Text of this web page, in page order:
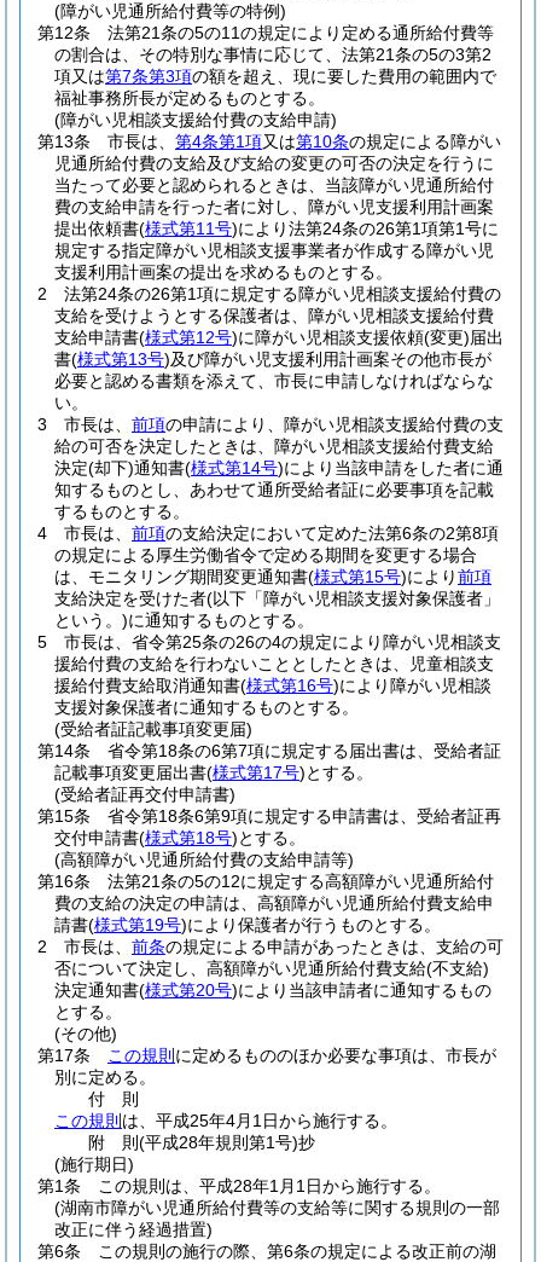
(障がい児通所給付費等の特例)
第12条
法第21条の5の11の規定により定める通所給付費等
の割合は、その特別な事情に応じて、法第21条の5の3第2
項又は第7条第3項の額を超え、現に要した費用の範囲内で
福祉事務所長が定めるものとする。
(障がい児相談支援給付費の支給申請)
第13条
市長は、 第4条第1項又は第10条の規定による障がい
児通所給付費の支給及び支給の変更の可否の決定を行うに
当たって必要と認められるときは、当該障がい児通所給付
費の支給申請を行った者に対し、障がい児支援利用計画案
提出依頼書(様式第11号)により法第24条の26第1項第1号に
規定する指定障がい児相談支援事業者が作成する障がい児
支援利用計画案の提出を求めるものとする。
2
法第24条の26第1項に規定する障がい児相談支援給付費の
支給を受けようとする保護者は、障がい児相談支援給付費
支給申請書(様式第12号)に障がい児相談支援依頼(変更)届出
書(様式第13号)及び障がい児支援利用計画案その他市長が
必要と認める書類を添えて、市長に申請しなければならな
い。
3
市長は、 前項の申請により、障がい児相談支援給付費の支
給の可否を決定したときは、障がい児相談支援給付費支給
決定(却下)通知書(様式第14号)により当該申請をした者に通
知するものとし、あわせて通所受給者証に必要事項を記載
するものとする。
4
市長は、 前項の支給決定において定めた法第6条の2第8項
の規定による厚生労働省令で定める期間を変更する場合
は、モニタリング期間変更通知書(様式第15号)により前項
支給決定を受けた者(以下「障がい児相談支援対象保護者」
という。)に通知するものとする。
5
市長は、省令第25条の26の4の規定により障がい児相談支
援給付費の支給を行わないこととしたときは、児童相談支
援給付費支給取消通知書(様式第16号)により障がい児相談
支援対象保護者に通知するものとする。
(受給者証記載事項変更届)
第14条
省令第18条の6第7項に規定する届出書は、受給者証
記載事項変更届出書(様式第17号)とする。
(受給者証再交付申請書)
第15条
省令第18条6第9項に規定する申請書は、受給者証再
交付申請書(様式第18号)とする。
(高額障がい児通所給付費の支給申請等)
第16条
法第21条の5の12に規定する高額障がい児通所給付
費の支給の決定の申請は、高額障がい児通所給付費支給申
請書(様式第19号)により保護者が行うものとする。
2
市長は、 前条の規定による申請があったときは、支給の可
否について決定し、高額障がい児通所給付費支給(不支給)
決定通知書(様式第20号)により当該申請者に通知するもの
とする。
(その他)
第17条
この規則 に定めるもののほか必要な事項は、市長が
別に定める。
付 則
この規則 は、平成25年4月1日から施行する。
附 則(平成28年規則第1号)抄
(施行期日)
第1条
この規則は、平成28年1月1日から施行する。
(湖南市障がい児通所給付費等の支給等に関する規則の一部
改正に伴う経過措置)
第6条
この規則の施行の際、第6条の規定による改正前の湖